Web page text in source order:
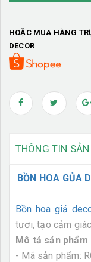
HOẶC MUA HÀNG
DECOR
THÔNG TIN
BỒN HOA GỦA
Bồn hoa giả
tươi, tạo cảm
Mô tả sản phẩm
- Mã sản phẩm: